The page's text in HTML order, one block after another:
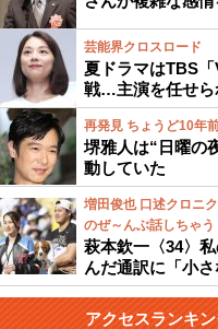
芸能界クロスロード
夏ドラマはTBS
戦…主演を任せら
再発見 ちょうど10年
堺雅人は“日曜の
動していた
増田俊也 口述クロニ
のぜ～んぶ話しちゃう
萩本欽一〈34〉
んだ通訳に「小
アクセスランキ